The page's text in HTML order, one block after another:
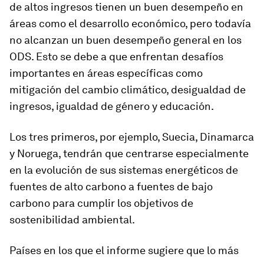
de altos ingresos tienen un buen desempeño en
áreas como el desarrollo económico, pero todavía
no alcanzan un buen desempeño general en los
ODS. Esto se debe a que enfrentan desafíos
importantes en áreas específicas como
mitigación del cambio climático, desigualdad de
ingresos, igualdad de género y educación.
Los tres primeros, por ejemplo, Suecia, Dinamarca
y Noruega, tendrán que centrarse especialmente
en la evolución de sus sistemas energéticos de
fuentes de alto carbono a fuentes de bajo
carbono para cumplir los objetivos de
sostenibilidad ambiental.
Países en los que el informe sugiere que lo más